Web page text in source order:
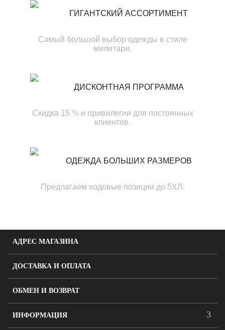
ГИГАНТСКИЙ АССОРТИМЕНТ
Самый большой выбор одежды в стиле
милитари.
ДИСКОНТНАЯ ПРОГРАММА
Скидка 15 % и привилегии для постоянных
клиентов.
ОДЕЖДА БОЛЬШИХ РАЗМЕРОВ
Предлагаем ходовые позиции до 5ХЛ.
АДРЕС МАГАЗИНА
ДОСТАВКА И ОПЛАТА
ОБМЕН И ВОЗВРАТ
ИНФОРМАЦИЯ